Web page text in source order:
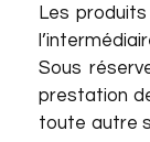
Les
Sous
prestation
toute autre